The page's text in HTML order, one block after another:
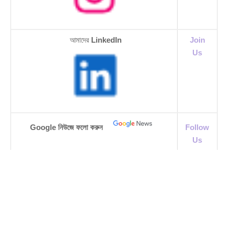
আমাদের LinkedIn
Join
Us
Google নিউজে ফলো করুন
Follow
Us